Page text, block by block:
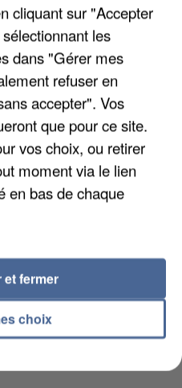
DE LA DZ
cliquant sur "Accepter
les
dans "Gérer mes
refuser en
accepter". Vos
que pour ce site.
vos choix, ou retirer
moment via le lien
en bas de chaque
choix
et fermer